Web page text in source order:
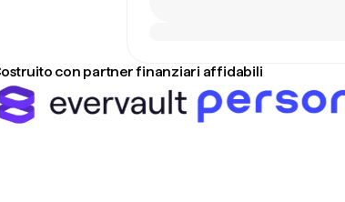
con partner finanziari affidabili